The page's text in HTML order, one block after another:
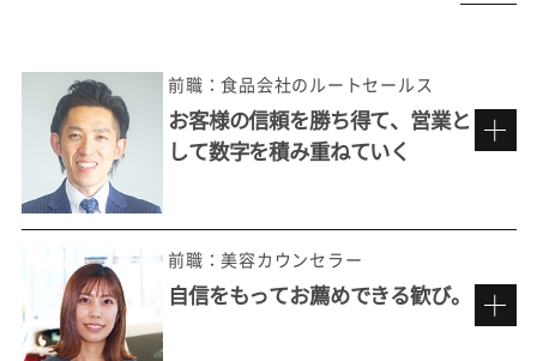
前職：食品会社のルートセールス
お客様の信頼を勝ち得て、営業と
して数字を積み重ねていく
多彩なお客様の価値観に触れる楽しさ
前職：美容カウンセラー
自信をもってお薦めできる歓び。